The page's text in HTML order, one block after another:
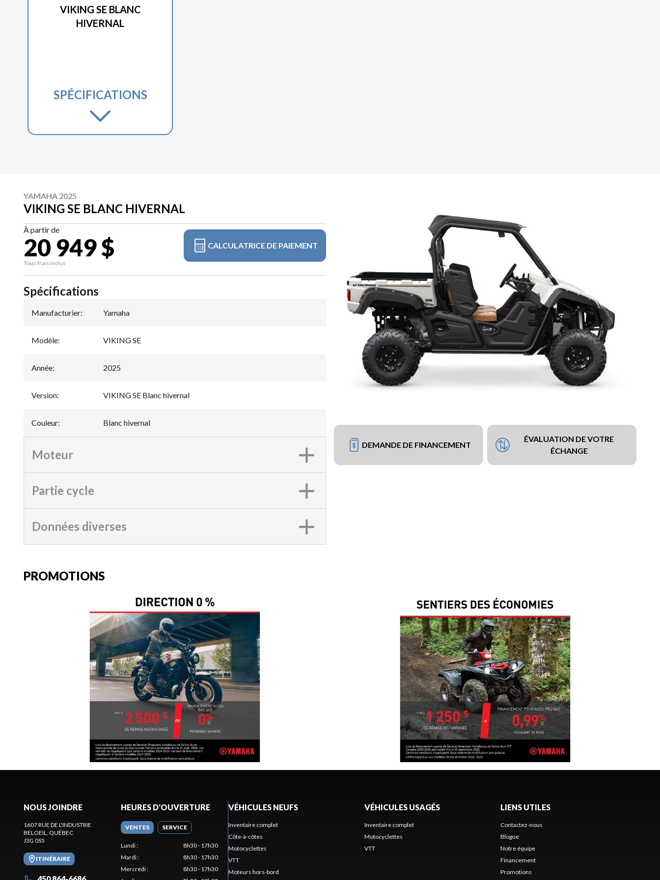
VIKING SE BLANC
HIVERNAL
SPÉCIFICATIONS
YAMAHA 2025
VIKING SE BLANC HIVERNAL
À partir de
20 949 $
Tous frais inclus
CALCULATRICE DE PAIEMENT
DEMANDE DE FINANCEMENT
ÉVALUATION DE VOTRE
ÉCHANGE
Spécifications
Manufacturier: Yamaha
Modèle: VIKING SE
Année: 2025
Version: VIKING SE Blanc hivernal
Couleur: Blanc hivernal
Moteur
Partie cycle
Données diverses
PROMOTIONS
NOUS JOINDRE
1607 RUE DE L'INDUSTRIE
BELOEIL, QUÉBEC
J3G 0S5
ITINÉRAIRE
HEURES D'OUVERTURE
VENTES SERVICE
Lundi:
8h30 - 17h30
Mardi:
8h30 - 17h30
Mercredi:
8h30 - 17h30
VÉHICULES NEUFS
Inventaire complet
Côte-à-côtes
Motocyclettes
VTT
Moteurs hors-bord
VÉHICULES USAGÉS
Inventaire complet
Motocyclettes
VTT
LIENS UTILES
Contactez-nous
Blogue
Notre équipe
Financement
Promotions